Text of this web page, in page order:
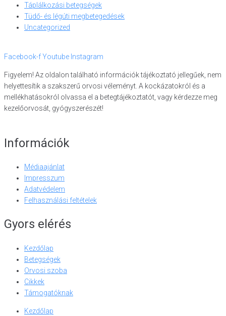
Táplálkozási betegségek
Tüdő- és légúti megbetegedések
Uncategorized
Facebook-fYoutube Instagram
Figyelem! Az oldalon található információk tájékoztató jellegűek, nem
helyettesítik a szakszerű orvosi véleményt. A kockázatokról és a
mellékhatásokról olvassa el a betegtájékoztatót, vagy kérdezze meg
kezelőorvosát, gyógyszerészét!
Információk
Médiaajánlat
Impresszum
Adatvédelem
Felhasználási feltételek
Gyors elérés
Kezdőlap
Betegségek
Orvosi szoba
Cikkek
Támogatóknak
Kezdőlap